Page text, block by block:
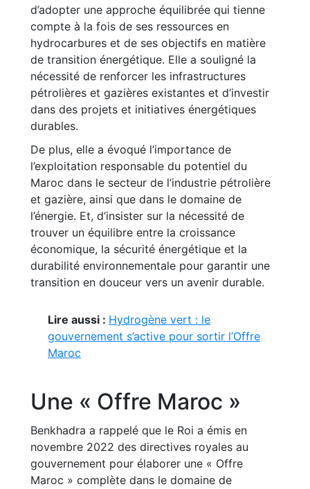
d’adopter une approche équilibrée qui tienne
compte à la fois de ses ressources en
hydrocarbures et de ses objectifs en matière
de transition énergétique. Elle a souligné la
nécessité de renforcer les infrastructures
pétrolières et gazières existantes et d’investir
dans des projets et initiatives énergétiques
durables.
De plus, elle a évoqué l’importance de
l’exploitation responsable du potentiel du
Maroc dans le secteur de l’industrie pétrolière
et gazière, ainsi que dans le domaine de
l’énergie. Et, d’insister sur la nécessité de
trouver un équilibre entre la croissance
économique, la sécurité énergétique et la
durabilité environnementale pour garantir une
transition en douceur vers un avenir durable.
Lire aussi : Hydrogène vert : le
gouvernement s’active pour sortir l’Offre
Maroc
Une « Offre Maroc »
Benkhadra a rappelé que le Roi a émis en
novembre 2022 des directives royales au
gouvernement pour élaborer une « Offre
Maroc » complète dans le domaine de